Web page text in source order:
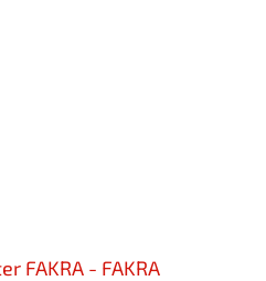
FAKRA - FAKRA